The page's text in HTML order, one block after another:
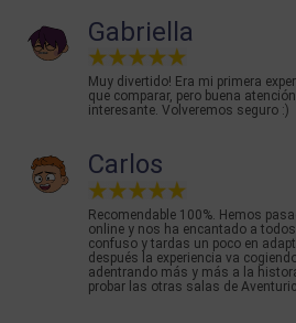
Gabriella
Muy divertido! Era mi primera
que comparar, pero buena
interesante. Volveremos seguro :)
Carlos
Recomendable 100%. Hemos
online y nos ha encantado a
confuso y tardas un poco en
después la experiencia va
adentrando más y más a la
probar las otras salas de